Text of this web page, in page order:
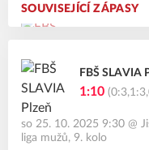
SOUVISEJÍCÍ ZÁPASY
FBŠ SLAVIA
1:10
so 25. 10. 2025 9:30 @
liga mužů, 9. kolo